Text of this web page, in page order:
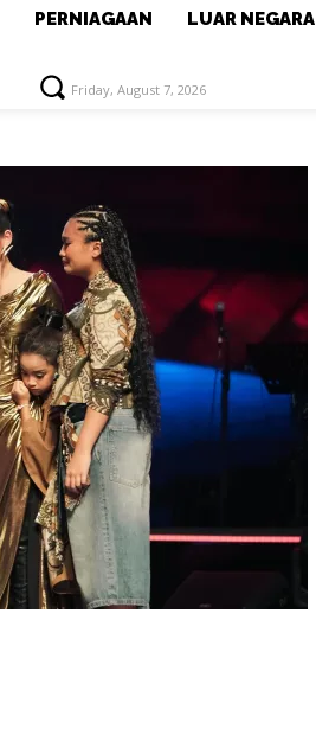
PERNIAGAAN LUAR NEGARA
Friday, August 7, 2026